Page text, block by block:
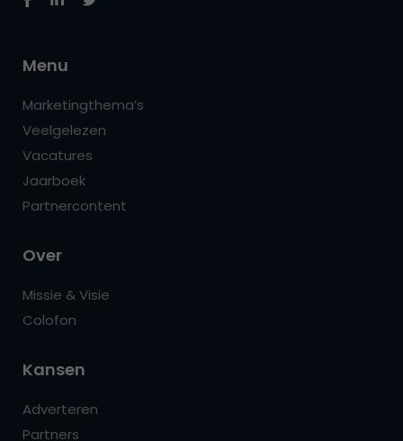
Menu
Marketingthema’s
Veelgelezen
Vacatures
Jaarboek
Partnercontent
Over
Missie & Visie
Colofon
Kansen
Adverteren
Partners